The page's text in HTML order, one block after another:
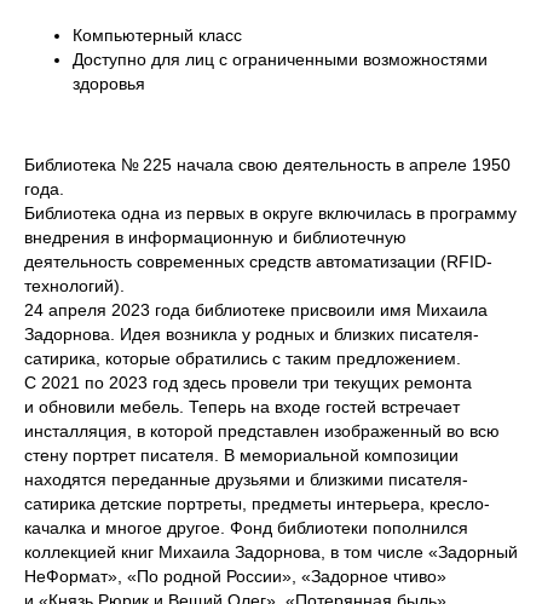
Компьютерный класс
Доступно для лиц с ограниченными возможностями
здоровья
Библиотека № 225 начала свою деятельность в апреле 1950
года.
Библиотека одна из первых в округе включилась в программу
внедрения в информационную и библиотечную
деятельность современных средств автоматизации (RFID-
технологий).
24 апреля 2023 года библиотеке присвоили имя Михаила
Задорнова. Идея возникла у родных и близких писателя-
сатирика, которые обратились с таким предложением.
С 2021 по 2023 год здесь провели три текущих ремонта
и обновили мебель. Теперь на входе гостей встречает
инсталляция, в которой представлен изображенный во всю
стену портрет писателя. В мемориальной композиции
находятся переданные друзьями и близкими писателя-
сатирика детские портреты, предметы интерьера, кресло-
качалка и многое другое. Фонд библиотеки пополнился
коллекцией книг Михаила Задорнова, в том числе «Задорный
НеФормат», «По родной России», «Задорное чтиво»